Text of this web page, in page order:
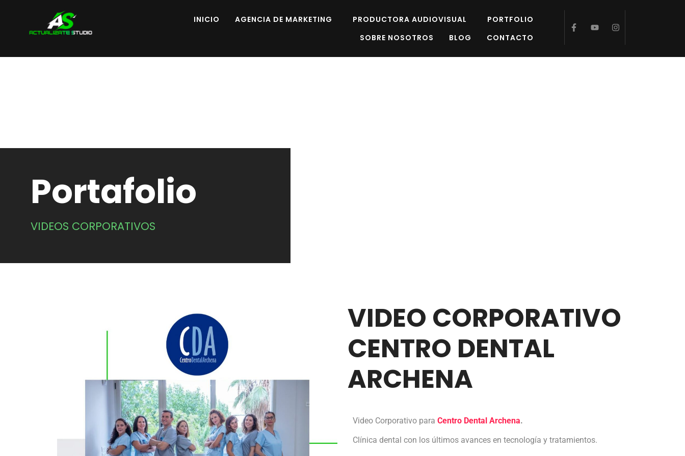
INICIO AGENCIA DE MARKETING PRODUCTORA AUDIOVISUAL
PORTFOLIO
SOBRE NOSOTROS
BLOG CONTACTO
Portafolio
VIDEOS CORPORATIVOS
VIDEO CORPORATIVO
CENTRO DENTAL
ARCHENA
Video Corporativo para Centro Dental Archena.
Clínica dental con los últimos avances en tecnología y tratamientos.